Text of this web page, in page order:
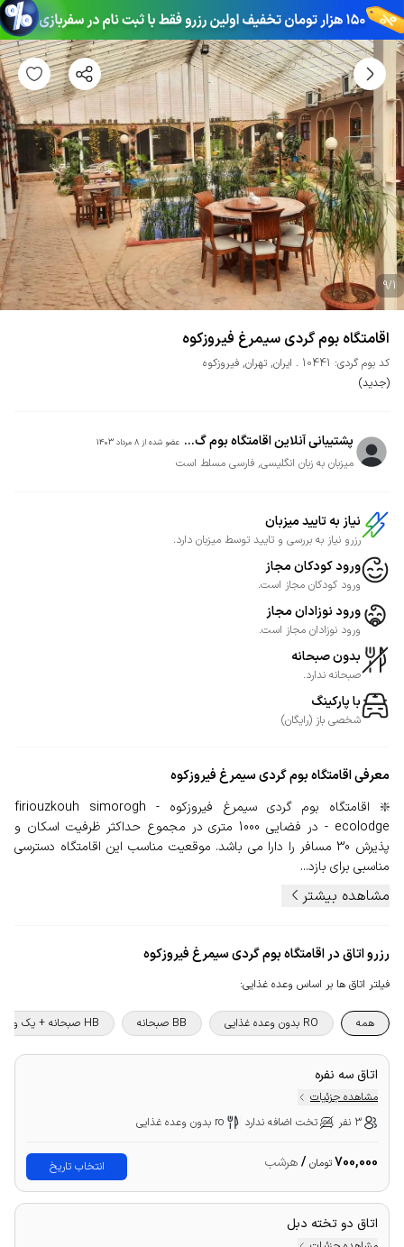
9/1
اقامتگاه بوم گردی سیمرغ فیروزکوه
کد بوم گردی: 10441 ایران, تهران, فیروزکوه
(جدید)
پشتیبانی آنلاین اقامتگاه بوم گ... عضو شده از 8 مرداد 1403
میزبان به زبان انگلیسی, فارسی مسلط است
نیاز به تایید میزبان
رزرو نیاز به بررسی و تایید توسط میزبان دارد.
ورود کودکان مجاز
ورود کودکان مجاز است.
ورود نوزادان مجاز
ورود نوزادان مجاز است.
بدون صبحانه
صبحانه ندارد.
با پارکینگ
شخصی باز (رایگان)
معرفیاقامتگاه بوم گردی سیمرغ فیروزکوه
❇️ اقامتگاه بوم گردی سیمرغ فیروزکوه - firiouzkouh simorogh
ecolodge - در فضایی 1000 متری در مجموع حداکثر ظرفیت اسکان و
پذیرش 30 مسافر را دارا می باشد. موقعیت مناسب این اقامتگاه دسترسی
مناسبی برای بازد...
مشاهده بیشتر
رزرو اتاق در اقامتگاه بوم گردی سیمرغ فیروزکوه
فیلتر اتاق ها بر اساس وعده غذایی:
همه RO بدون وعده غذایی BB صبحانه HB صبحانه + یک وعده غذا
اتاق سه نفره
مشاهده جزئیات
3 نفر
تخت اضافه ندارد ro بدون وعده غذایی
700,000تومان /هرشب انتخاب تاریخ
اتاق دو تخته دبل